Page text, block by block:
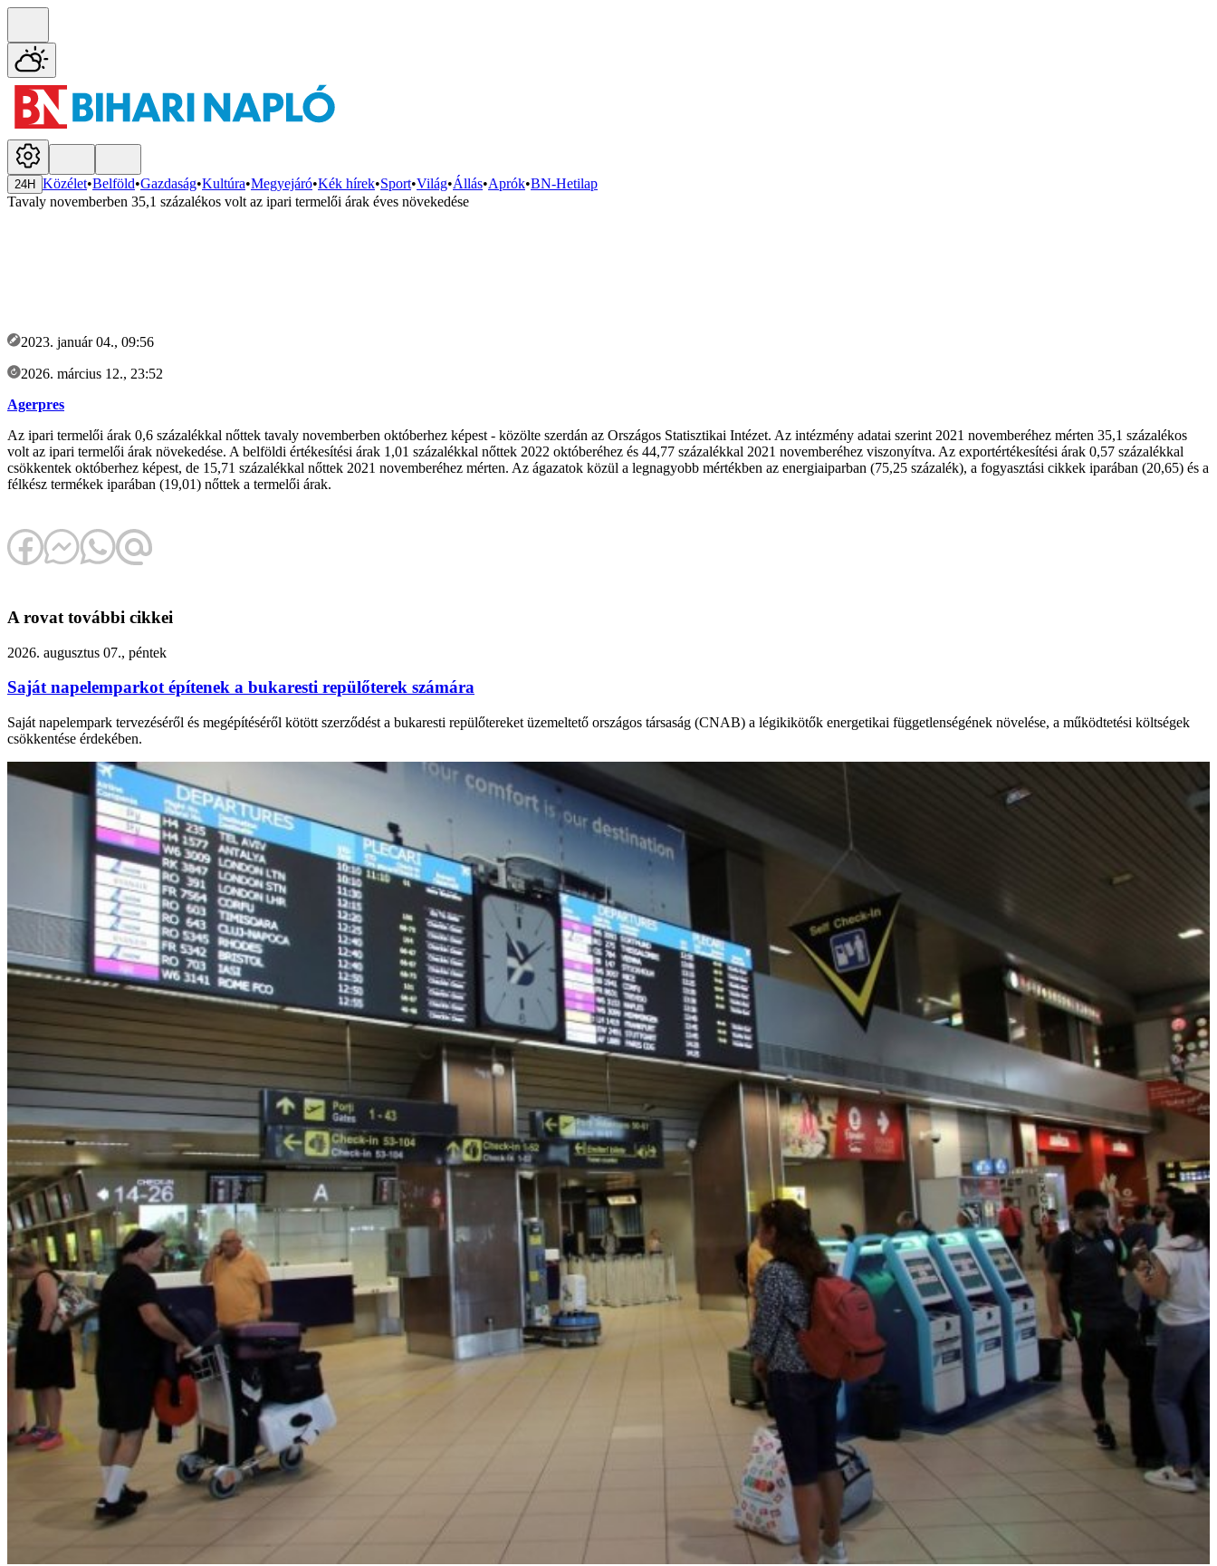
24H Közélet•Belföld•Gazdaság•Kultúra•Megyejáró•Kék hírek•Sport•Világ•Állás•Aprók•BN-Hetilap
Tavaly novemberben 35,1 százalékos volt az ipari termelői árak éves növekedése
2023. január 04., 09:56
2026. március 12., 23:52
Agerpres
Az ipari termelői árak 0,6 százalékkal nőttek tavaly novemberben októberhez képest - közölte szerdán az Országos Statisztikai Intézet. Az intézmény adatai szerint 2021 novemberéhez mérten 35,1 százalékos
volt az ipari termelői árak növekedése. A belföldi értékesítési árak 1,01 százalékkal nőttek 2022 októberéhez és 44,77 százalékkal 2021 novemberéhez viszonyítva. Az exportértékesítési árak 0,57 százalékkal
csökkentek októberhez képest, de 15,71 százalékkal nőttek 2021 novemberéhez mérten. Az ágazatok közül a legnagyobb mértékben az energiaiparban (75,25 százalék), a fogyasztási cikkek iparában (20,65) és a
félkész termékek iparában (19,01) nőttek a termelői árak.
A rovat további cikkei
2026. augusztus 07., péntek
Saját napelemparkot építenek a bukaresti repülőterek számára
Saját napelempark tervezéséről és megépítéséről kötött szerződést a bukaresti repülőtereket üzemeltető országos társaság (CNAB) a légikikötők energetikai függetlenségének növelése, a működtetési költségek
csökkentése érdekében.